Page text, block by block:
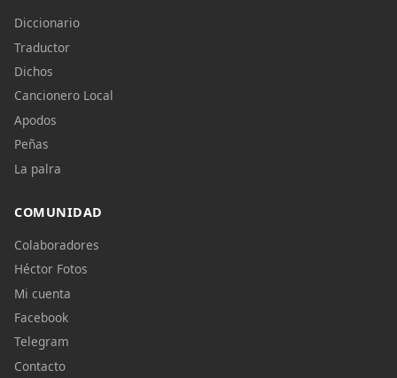
Diccionario
Traductor
Dichos
Cancionero Local
Apodos
Peñas
La palra
COMUNIDAD
Colaboradores
Héctor Fotos
Mi cuenta
Facebook
Telegram
Contacto